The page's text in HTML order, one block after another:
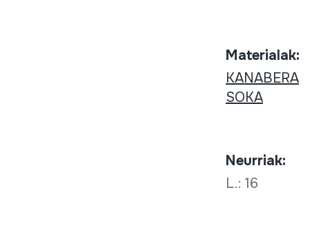
Materialak:
KANABERA
SOKA
Neurriak:
L.: 16